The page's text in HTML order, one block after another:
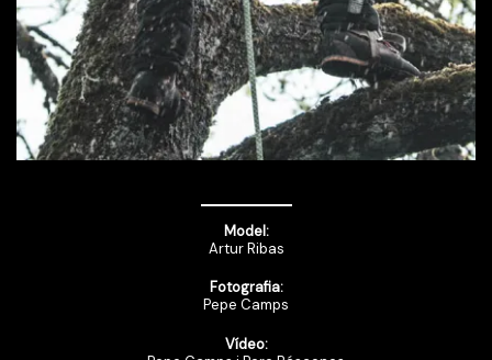
Model:
Artur Ribas
Fotografia:
Pepe Camps
Vídeo: